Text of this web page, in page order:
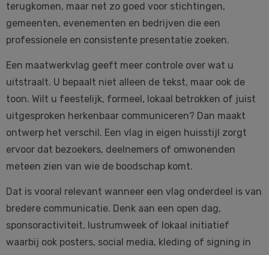
terugkomen, maar net zo goed voor stichtingen,
gemeenten, evenementen en bedrijven die een
professionele en consistente presentatie zoeken.
Een maatwerkvlag geeft meer controle over wat u
uitstraalt. U bepaalt niet alleen de tekst, maar ook de
toon. Wilt u feestelijk, formeel, lokaal betrokken of juist
uitgesproken herkenbaar communiceren? Dan maakt
ontwerp het verschil. Een vlag in eigen huisstijl zorgt
ervoor dat bezoekers, deelnemers of omwonenden
meteen zien van wie de boodschap komt.
Dat is vooral relevant wanneer een vlag onderdeel is van
bredere communicatie. Denk aan een open dag,
sponsoractiviteit, lustrumweek of lokaal initiatief
waarbij ook posters, social media, kleding of signing in